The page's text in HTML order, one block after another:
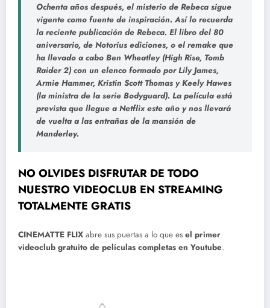
Ochenta años después, el misterio de Rebeca sigue
vigente como fuente de inspiración. Así lo recuerda
la reciente publicación de Rebeca. El libro del 80
aniversario, de Notorius ediciones, o el remake que
ha llevado a cabo Ben Wheatley (High Rise, Tomb
Raider 2) con un elenco formado por Lily James,
Armie Hammer, Kristin Scott Thomas y Keely Hawes
(la ministra de la serie Bodyguard). La película está
prevista que llegue a Netflix este año y nos llevará
de vuelta a las entrañas de la mansión de
Manderley.
NO OLVIDES DISFRUTAR DE TODO
NUESTRO VIDEOCLUB EN STREAMING
TOTALMENTE GRATIS
CINEMATTE FLIX abre sus puertas a lo que es el primer
videoclub gratuito de películas completas en Youtube.